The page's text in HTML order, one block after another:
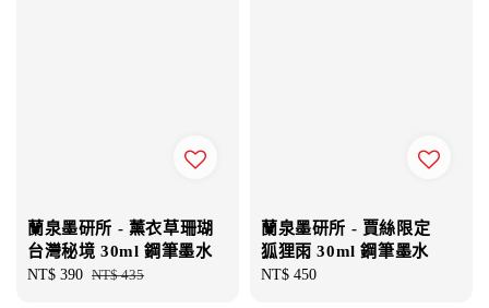
蘭泉墨研所 - 薰衣草珊瑚
台灣秘境 30ml 鋼筆墨水
Sale
NT$ 390 Regular
NT$ 435
蘭泉墨研所 - 賈絲限定
狐狸雨 30ml 鋼筆墨水
Regular
NT$ 450